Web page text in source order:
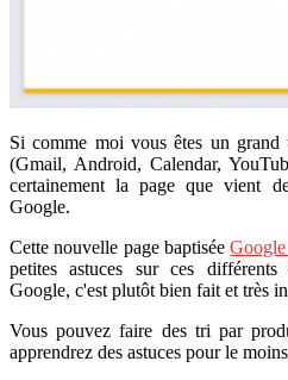
Si comme moi vous êtes un grand
(Gmail, Android, Calendar,
certainement la page que vient
Google.
Cette nouvelle page baptisée
petites astuces sur ces
Google, c'est plutôt bien fait et très
Vous pouvez faire des tri par
apprendrez des astuces pour le